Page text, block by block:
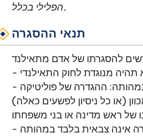
הפלילי בכלל.
תנאי ההסגרה
תהיה מנוגדת לחוק התאילנדי
- העבירה אינה פוליטית במהותה: ההגדרה של פוליטיקה
(או כל ניסיון לפשעים כאלה)
של ראש מדינה או בני משפחתו
אינה צבאית בלבד במהותה